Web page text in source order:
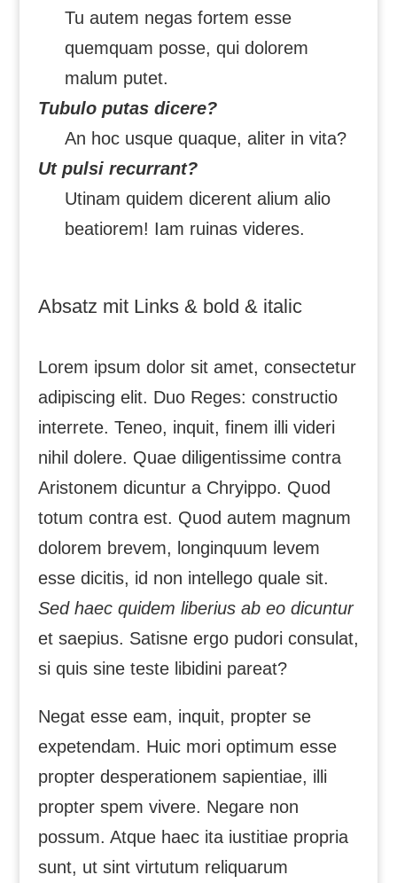
Tu autem negas fortem esse
quemquam posse, qui dolorem
malum putet.
Tubulo putas dicere?
An hoc usque quaque, aliter in vita?
Ut pulsi recurrant?
Utinam quidem dicerent alium alio
beatiorem! Iam ruinas videres.
Absatz mit Links & bold & italic
Lorem ipsum dolor sit amet, consectetur
adipiscing elit. Duo Reges: constructio
interrete. Teneo, inquit, finem illi videri
nihil dolere. Quae diligentissime contra
Aristonem dicuntur a Chryippo. Quod
totum contra est. Quod autem magnum
dolorem brevem, longinquum levem
esse dicitis, id non intellego quale sit.
Sed haec quidem liberius ab eo dicuntur
et saepius. Satisne ergo pudori consulat,
si quis sine teste libidini pareat?
Negat esse eam, inquit, propter se
expetendam. Huic mori optimum esse
propter desperationem sapientiae, illi
propter spem vivere. Negare non
possum. Atque haec ita iustitiae propria
sunt, ut sint virtutum reliquarum